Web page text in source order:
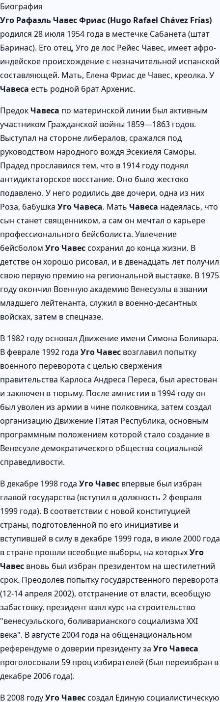
Биография
Уго Рафаэль Чавес Фриас (Hugo Rafael Chávez Frías)
родился 28 июля 1954 года в местечке Сабанета (штат
Баринас). Его отец, Уго де лос Рейес Чавес, имеет афро-
индейское происхождение с незначительной испанской
составляющей. Мать, Елена Фриас де Чавес, креолка. У
Чавеса есть родной брат Архенис.
ПредокЧавеса по материнской линии был активным
участником Гражданской войны 1859—1863 годов.
Выступал на стороне либералов, сражался под
руководством народного вождя Эсекиеля Саморы.
Прадед прославился тем, что в 1914 году поднял
антидиктаторское восстание. Оно было жестоко
подавлено. У него родились две дочери, одна из них
Роза, бабушка Уго Чавеса. Мать Чавеса надеялась, что
сын станет священником, а сам он мечтал о карьере
профессионального бейсболиста. Увлечение
бейсболом Уго Чавессохранил до конца жизни. В
детстве он хорошо рисовал, и в двенадцать лет получил
свою первую премию на региональной выставке. В 1975
году окончил Военную академию Венесуэлы в звании
младшего лейтенанта, служил в военно-десантных
войсках, затем в спецназе.
В 1982 году основал Движение имени Симона Боливара.
В феврале 1992 года Уго Чавес возглавил попытку
военного переворота с целью свержения
правительства Карлоса Андреса Переса, был арестован
и заключен в тюрьму. После амнистии в 1994 году он
был уволен из армии в чине полковника, затем создал
организацию Движение Пятая Республика, основным
программным положением которой стало создание в
Венесуэле демократического общества социальной
справедливости.
В декабре 1998 года Уго Чавес впервые был избран
главой государства (вступил в должность 2 февраля
1999 года). В соответствии с новой конституцией
страны, подготовленной по его инициативе и
вступившей в силу в декабре 1999 года, в июле 2000 года
в стране прошли всеобщие выборы, на которыхУго
Чавес вновь был избран президентом на шестилетний
срок. Преодолев попытку государственного переворота
(12-14 апреля 2002), отстранение от власти, всеобщую
забастовку, президент взял курс на строительство
"венесуэльского, боливарианского социализма XXI
века". В августе 2004 года на общенациональном
референдуме о доверии президенту за Уго Чавеса
проголосовали 59 проц избирателей (был переизбран в
декабре 2006 года).
В 2008 годуУго Чавессоздал Единую социалистическую